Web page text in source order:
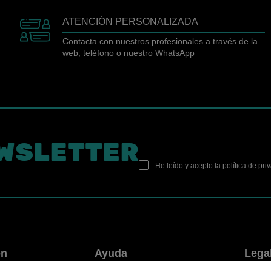
ATENCIÓN PERSONALIZADA
Contacta con nuestros profesionales a través de la
web, teléfono o nuestro WhatsApp
He leído y acepto la política de
Ayuda